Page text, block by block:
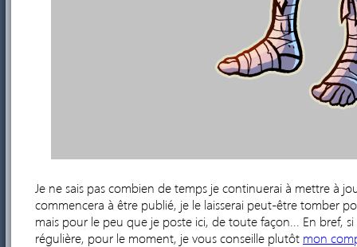
Je ne sais pas combien de temps je continuerai à mettre à
commencera à être publié, je le laisserai peut-être tomber
mais pour le peu que je poste ici, de toute façon... En bref,
régulière, pour le moment, je vous conseille plutôt mon